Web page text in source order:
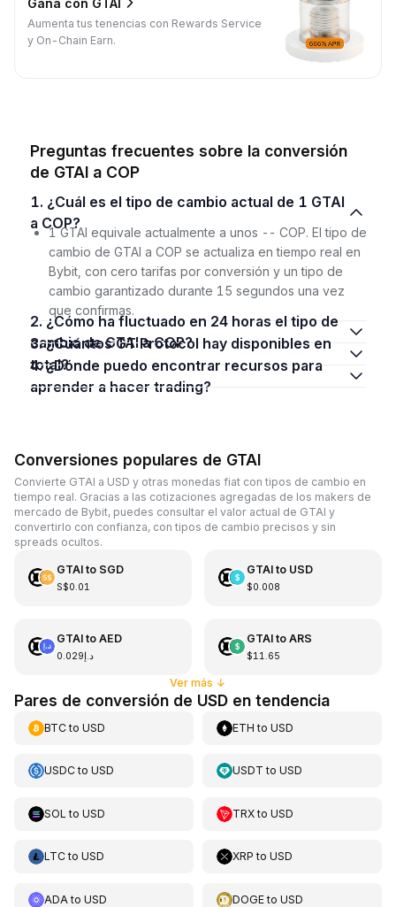
Aumenta tus tenencias con Rewards Service
y On-Chain Earn.
Preguntas frecuentes sobre la conversión
de GTAI a COP
1. ¿Cuál es el tipo de cambio actual de 1 GTAI
a COP?
1 GTAI equivale actualmente a unos -- COP. El tipo de
cambio de GTAI a COP se actualiza en tiempo real en
Bybit, con cero tarifas por conversión y un tipo de
cambio garantizado durante 15 segundos una vez
que confirmas.
2. ¿Cómo ha fluctuado en 24 horas el tipo de
cambio de GTAI a COP?
3. ¿Cuántos GT Protocol hay disponibles en
total?
4. ¿Dónde puedo encontrar recursos para
aprender a hacer trading?
Conversiones populares de GTAI
Convierte GTAI a USD y otras monedas fiat con tipos de cambio en
tiempo real. Gracias a las cotizaciones agregadas de los makers de
mercado de Bybit, puedes consultar el valor actual de GTAI y
convertirlo con confianza, con tipos de cambio precisos y sin
spreads ocultos.
GTAIto SGD
S$0.01
GTAIto USD
$0.008
GTAIto AED
د.إ0.029
GTAIto ARS
$11.65
Ver más ↓
Pares de conversión de USD en tendencia
BTCto USD ETH toUSD
USDCto USD USDT toUSD
SOL to USD TRXtoUSD
LTCto USD XRP toUSD
ADA to USD DOGEtoUSD